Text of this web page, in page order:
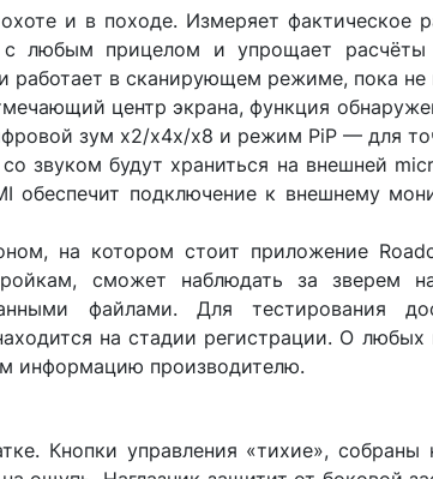
и в походе. Измеряет фактическое
любым прицелом и упрощает
работает в сканирующем режиме, пока
центр экрана, функция
зум x2/x4x/x8 и режим PiP — для
звуком будут храниться на внешней
подключение к внешнему
на котором стоит приложение
сможет наблюдать за зверем
файлами. Для тестирования
на стадии регистрации. О любых
информацию производителю.
Кнопки управления «тихие»,